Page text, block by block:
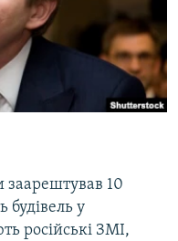
заарештував 10
будівель у
російські ЗМІ,